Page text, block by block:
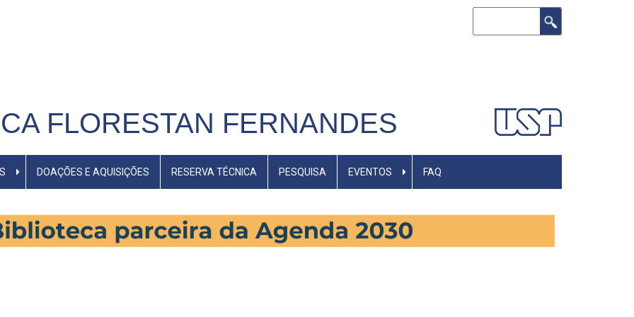
FLORESTAN FERNANDES
DOAÇÕES E AQUISIÇÕES RESERVA TÉCNICA PESQUISA EVENTOS FAQ